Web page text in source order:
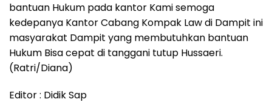
bantuan Hukum pada kantor Kami semoga
kedepanya Kantor Cabang Kompak Law di Dampit ini
masyarakat Dampit yang membutuhkan bantuan
Hukum Bisa cepat di tanggani tutup Hussaeri.
(Ratri/Diana)
Editor : Didik Sap